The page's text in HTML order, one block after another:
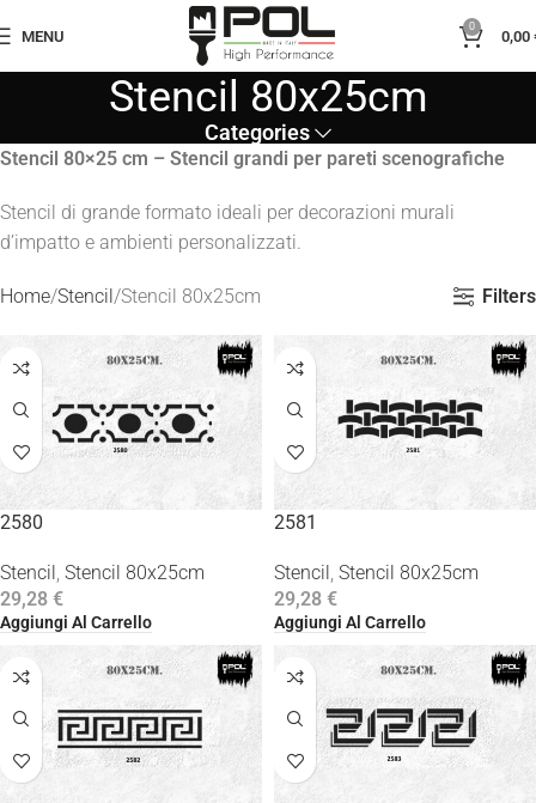
MENU
0
0,00
Stencil 80x25cm
Categories
Stencil 80×25 cm – Stencil grandi per pareti scenografiche
Stencil di grande formato ideali per decorazioni murali
d’impatto e ambienti personalizzati.
Home Stencil Stencil 80x25cm Filters
2580
Stencil , Stencil 80x25cm
29,28 €
Aggiungi Al Carrello
2581
Stencil , Stencil 80x25cm
29,28 €
Aggiungi Al Carrello